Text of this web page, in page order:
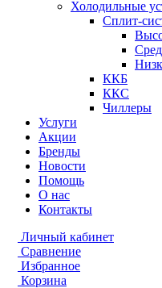
Холодильные
Сплит-
ККБ
ККС
Чиллеры
Услуги
Акции
Бренды
Новости
Помощь
О нас
Контакты
Личный кабинет
Сравнение
Избранное
Корзина